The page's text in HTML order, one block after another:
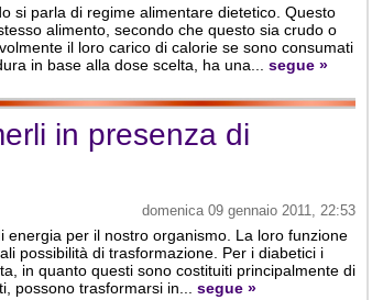
si parla di regime alimentare dietetico. Questo
alimento, secondo che questo sia crudo o
il loro carico di calorie se sono consumati
in base alla dose scelta, ha una... segue »
in presenza di
domenica 09 gennaio 2011, 22:53
per il nostro organismo. La loro funzione
possibilità di trasformazione. Per i diabetici i
in quanto questi sono costituiti principalmente di
possono trasformarsi in... segue »